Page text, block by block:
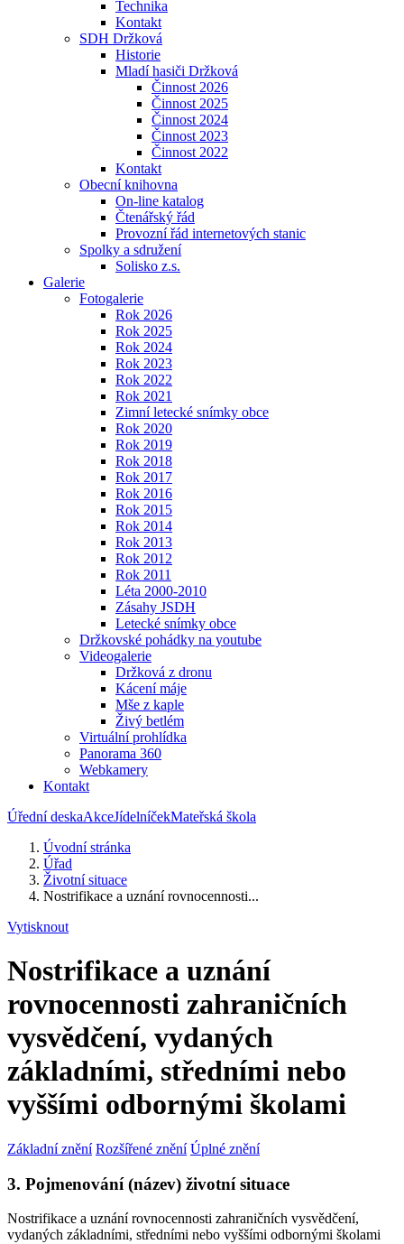
Technika
Kontakt
SDH Držková
Historie
Mladí hasiči Držková
Činnost 2026
Činnost 2025
Činnost 2024
Činnost 2023
Činnost 2022
Kontakt
Obecní knihovna
On-line katalog
Čtenářský řád
Provozní řád internetových stanic
Spolky a sdružení
Solisko z.s.
Galerie
Fotogalerie
Rok 2026
Rok 2025
Rok 2024
Rok 2023
Rok 2022
Rok 2021
Zimní letecké snímky obce
Rok 2020
Rok 2019
Rok 2018
Rok 2017
Rok 2016
Rok 2015
Rok 2014
Rok 2013
Rok 2012
Rok 2011
Léta 2000-2010
Zásahy JSDH
Letecké snímky obce
Držkovské pohádky na youtube
Videogalerie
Držková z dronu
Kácení máje
Mše z kaple
Živý betlém
Virtuální prohlídka
Panorama 360
Webkamery
Kontakt
Úřední deskaAkceJídelníčekMateřská škola
Úvodní stránka
Úřad
Životní situace
Nostrifikace a uznání rovnocennosti...
Vytisknout
Nostrifikace a uznání
rovnocennosti zahraničních
vysvědčení, vydaných
základními, středními nebo
vyššími odbornými školami
Základní znění Rozšířené znění Úplné znění
3. Pojmenování (název) životní situace
Nostrifikace a uznání rovnocennosti zahraničních vysvědčení,
vydaných základními, středními nebo vyššími odbornými školami